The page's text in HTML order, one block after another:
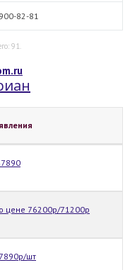
82-81
91.
цене 76200р/71200р
шт